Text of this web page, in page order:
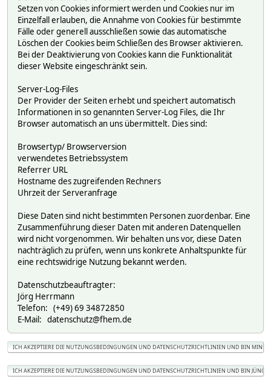
Setzen von Cookies informiert werden und Cookies nur im
Einzelfall erlauben, die Annahme von Cookies für bestimmte
Fälle oder generell ausschließen sowie das automatische
Löschen der Cookies beim Schließen des Browser aktivieren.
Bei der Deaktivierung von Cookies kann die Funktionalität
dieser Website eingeschränkt sein.
Server-Log-Files
Der Provider der Seiten erhebt und speichert automatisch
Informationen in so genannten Server-Log Files, die Ihr
Browser automatisch an uns übermittelt. Dies sind:
Browsertyp/ Browserversion
verwendetes Betriebssystem
Referrer URL
Hostname des zugreifenden Rechners
Uhrzeit der Serveranfrage
Diese Daten sind nicht bestimmten Personen zuordenbar. Eine
Zusammenführung dieser Daten mit anderen Datenquellen
wird nicht vorgenommen. Wir behalten uns vor, diese Daten
nachträglich zu prüfen, wenn uns konkrete Anhaltspunkte für
eine rechtswidrige Nutzung bekannt werden.
Datenschutzbeauftragter:
Jörg Herrmann
Telefon: (+49) 69 34872850
E-Mail: datenschutz@fhem.de